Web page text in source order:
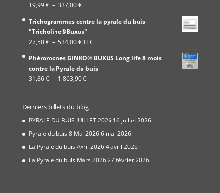
19,99€ – 337,00€Plage
prix :
19,99 €
à
337,00 €
Trichogrammes contre la pyrale du buis
"Tricholine®Buxus"
27,50€ – 534,00€Plage
prix :
27,50 €
à
TTC
Phéromones GINKO® BUXUS Long life 8 mois
contre la Pyrale du buis
31,86€ – 1 863,90€Plage
31,86 €
à
1
Derniers billets du blog
PYRALE DU BUIS JUILLET 2026 16 juillet 2026
Pyrale du buis 8 Mai 20266 mai 2026
La Pyrale du buis Avril 20264 avril 2026
La Pyrale du buis Mars 202627 février 2026